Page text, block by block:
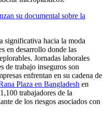
su documental sobre la
significativa hacia la moda
en desarrollo donde las
Jornadas laborales
de trabajo inseguros son
enfrentan en su cadena de
Plaza en Bangladesh en
trabajadores de la
de los riesgos asociados con